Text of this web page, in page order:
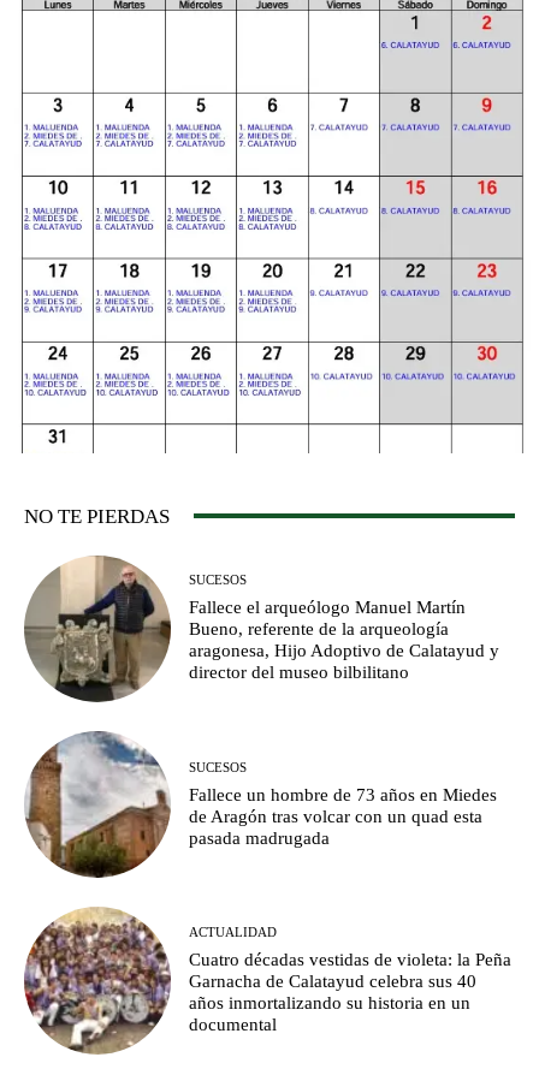
NO TE PIERDAS
SUCESOS
Fallece el arqueólogo Manuel Martín
Bueno, referente de la arqueología
aragonesa, Hijo Adoptivo de Calatayud y
director del museo bilbilitano
SUCESOS
Fallece un hombre de 73 años en Miedes
de Aragón tras volcar con un quad esta
pasada madrugada
ACTUALIDAD
Cuatro décadas vestidas de violeta: la Peña
Garnacha de Calatayud celebra sus 40
años inmortalizando su historia en un
documental